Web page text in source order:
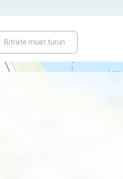
Bitrate muat turun